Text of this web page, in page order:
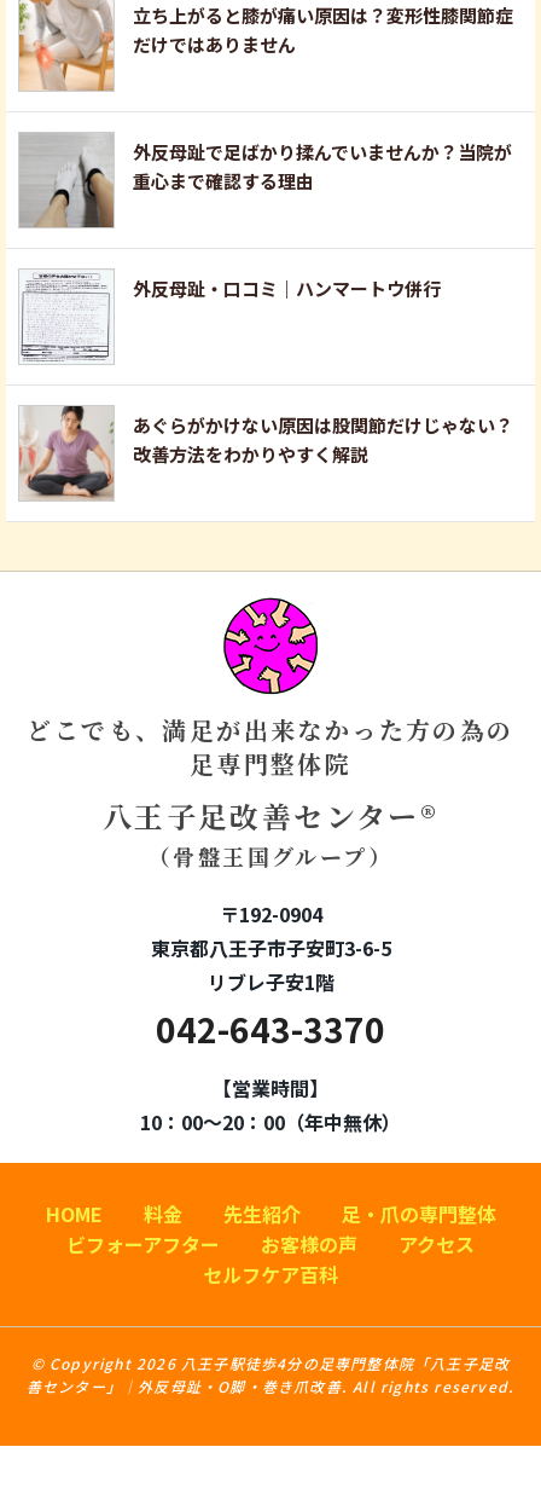
立ち上がると膝が痛い原因は？変形性膝関節症
だけではありません
外反母趾で足ばかり揉んでいませんか？当院が
重心まで確認する理由
外反母趾・口コミ｜ハンマートウ併行
あぐらがかけない原因は股関節だけじゃない？
改善方法をわかりやすく解説
どこでも、満足が出来なかった方の為の
足専門整体院
八王子足改善センター®
（骨盤王国グループ）
〒192-0904
東京都八王子市子安町3-6-5
リブレ子安1階
042-643-3370
【営業時間】
10：00～20：00（年中無休）
HOME 料金 先生紹介
足・爪の専門整体
ビフォーアフター
お客様の声
アクセス
セルフケア百科
© Copyright 2026 八王子駅徒歩4分の足専門整体院「八王子足改
善センター」｜外反母趾・O脚・巻き爪改善. All rights reserved.